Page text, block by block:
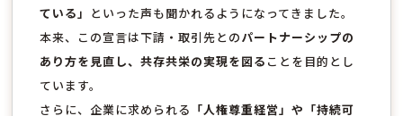
ている」 といった声も聞かれるようになってきました。
本来、この宣言は下請・取引先とのパートナーシップの
あり方を見直し、共存共栄の実現を図る ことを目的とし
ています。
さらに、企業に求められる 「人権尊重経営」や「持続可